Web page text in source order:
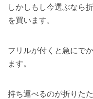
しかしもし今選ぶなら
を買います。
フリルが付くと急にで
ます。
持ち運べるのが折りた